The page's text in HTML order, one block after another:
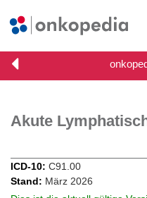
Akute
ICD-10 C91.00
Stand
März 2026